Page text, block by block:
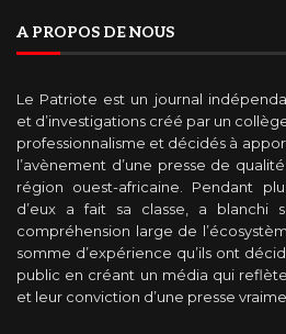
A PROPOS DE NOUS
Le Patriote est un journal
et d’investigations créé par un
professionnalisme et décidés à
l’avènement d’une presse de
région ouest-africaine. Pendant
d’eux a fait sa classe, a blanchi
compréhension large de
somme d’expérience qu’ils ont
public en créant un média qui
et leur conviction d’une presse